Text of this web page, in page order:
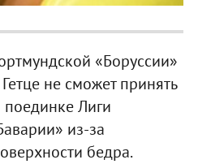
«Боруссии»
не сможет принять
Лиги
из-за
бедра.